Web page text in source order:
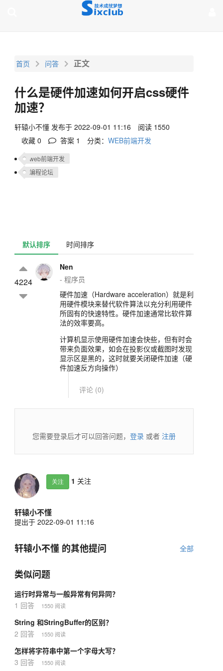
首页 问答 正文
什么是硬件加速如何开启css硬件
加速？
轩辕小不懂 发布于 2022-09-01 11:16
阅读 1550
收藏 0
答案 1 分类：WEB前端开发
web前端开发
编程论坛
默认排序 时间排序
4224
Nen
- 程序员
硬件加速（Hardware acceleration）就是利
用硬件模块来替代软件算法以充分利用硬件
所固有的快速特性。硬件加速通常比软件算
法的效率要高。
计算机显示使用硬件加速会快些，但有时会
带来负面效果，如会在投影仪或截图时发现
显示区是黑的，这时就要关闭硬件加速（硬
件加速反方向操作）
评论 (0)
您需要登录后才可以回答问题， 登录 或者 注册
关注 1 关注
轩辕小不懂
提出于 2022-09-01 11:16
全部
轩辕小不懂 的其他提问
类似问题
运行时异常与一般异常有何异同？
1 回答
1550 阅读
String 和StringBuffer的区别？
2 回答
1550 阅读
怎样将字符串中第一个字母大写？
3 回答
1550 阅读